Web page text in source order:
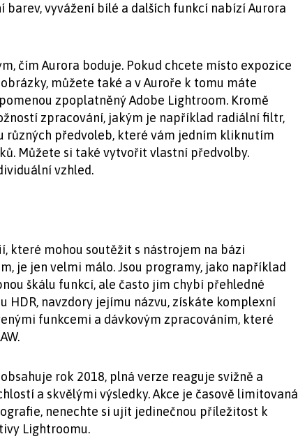
vyvážení bílé a dalších funkcí nabízí Aurora
čím Aurora boduje. Pokud chcete místo expozice
můžete také a v Auroře k tomu máte
zpoplatněný Adobe Lightroom. Kromě
zpracování, jakým je například radiální filtr,
různých předvoleb, které vám jedním kliknutím
Můžete si také vytvořit vlastní předvolby.
vzhled.
které mohou soutěžit s nástrojem na bázi
je jen velmi málo. Jsou programy, jako například
škálu funkcí, ale často jim chybí přehledné
HDR, navzdory jejímu názvu, získáte komplexní
funkcemi a dávkovým zpracováním, které
rok 2018, plná verze reaguje svižně a
a skvělými výsledky. Akce je časově limitovaná
nenechte si ujít jedinečnou příležitost k
Lightroomu.